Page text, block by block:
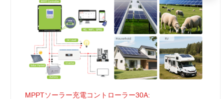
MPPTソーラー充電コントローラー30A: